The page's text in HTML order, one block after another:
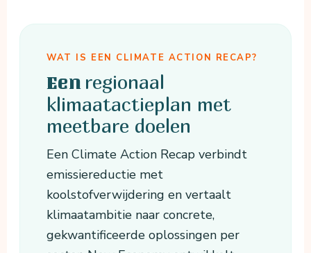
WAT IS EEN CLIMATE ACTION RECAP?
Een regionaal
klimaatactieplan met
meetbare doelen
Een Climate Action Recap verbindt
emissiereductie met
koolstofverwijdering en vertaalt
klimaatambitie naar concrete,
gekwantificeerde oplossingen per